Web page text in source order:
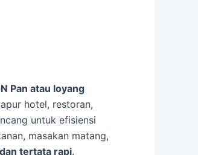
Pan atau loyang
hotel, restoran,
untuk efisiensi
masakan matang,
tertata rapi.